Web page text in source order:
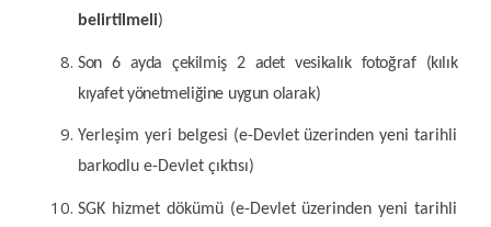
belirtilmeli)
Son 6 ayda çekilmiş 2 adet vesikalık fotoğraf
(kılık
kıyafet yönetmeliğine uygun olarak)
Yerleşim yeri belgesi (e-Devlet üzerinden yeni tarihli
barkodlu e-Devlet çıktısı)
SGK hizmet dökümü (e-Devlet üzerinden yeni tarihli